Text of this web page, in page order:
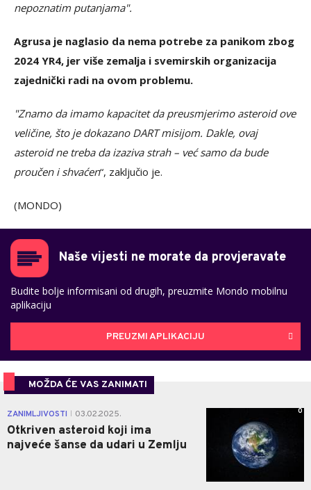
nepoznatim putanjama".
Agrusa je naglasio da nema potrebe za panikom zbog
2024 YR4, jer više zemalja i svemirskih organizacija
zajednički radi na ovom problemu.
"Znamo da imamo kapacitet da preusmjerimo asteroid ove
veličine, što je dokazano DART misijom. Dakle, ovaj
asteroid ne treba da izaziva strah – već samo da bude
proučen i shvaćen“, zaključio je.
(MONDO)
Naše vijesti ne morate da provjeravate
Budite bolje informisani od drugih, preuzmite Mondo mobilnu
aplikaciju
PREUZMI APLIKACIJU
MOŽDA ĆE VAS ZANIMATI
ZANIMLJIVOSTI 03.02.2025.
Otkriven asteroid koji ima
najveće šanse da udari u Zemlju
0